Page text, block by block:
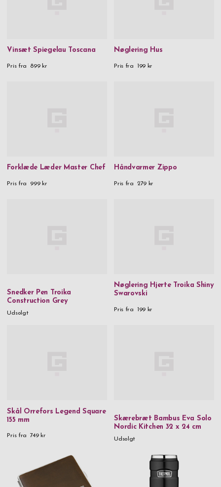
Vinsæt Spiegelau Toscana
Pris fra 899 kr
Nøglering Hus
Pris fra 199 kr
Forklæde Læder Master Chef
Pris fra 999 kr
Håndvarmer Zippo
Pris fra 279 kr
Snedker Pen Troika
Construction Grey
Udsolgt
Nøglering Hjerte Troika Shiny
Swarovski
Pris fra 199 kr
Skål Orrefors Legend Square
155 mm
Pris fra 749 kr
Skærebræt Bambus Eva Solo
Nordic Kitchen 32 x 24 cm
Udsolgt